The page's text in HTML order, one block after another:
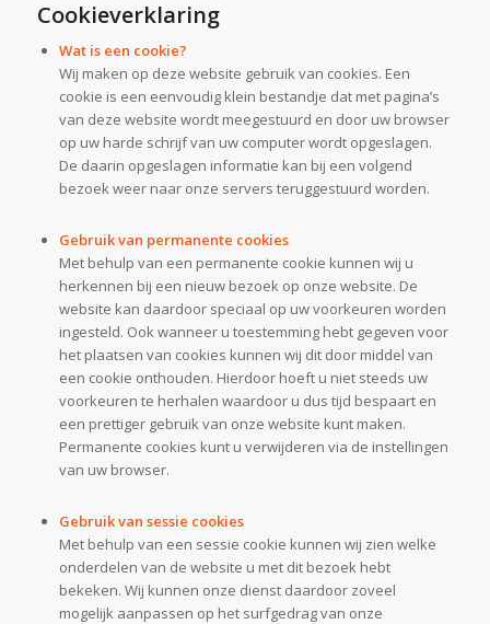
Cookieverklaring
Wat is een cookie?
Wij maken op deze website gebruik van cookies. Een
cookie is een eenvoudig klein bestandje dat met pagina’s
van deze website wordt meegestuurd en door uw browser
op uw harde schrijf van uw computer wordt opgeslagen.
De daarin opgeslagen informatie kan bij een volgend
bezoek weer naar onze servers teruggestuurd worden.
Gebruik van permanente cookies
Met behulp van een permanente cookie kunnen wij u
herkennen bij een nieuw bezoek op onze website. De
website kan daardoor speciaal op uw voorkeuren worden
ingesteld. Ook wanneer u toestemming hebt gegeven voor
het plaatsen van cookies kunnen wij dit door middel van
een cookie onthouden. Hierdoor hoeft u niet steeds uw
voorkeuren te herhalen waardoor u dus tijd bespaart en
een prettiger gebruik van onze website kunt maken.
Permanente cookies kunt u verwijderen via de instellingen
van uw browser.
Gebruik van sessie cookies
Met behulp van een sessie cookie kunnen wij zien welke
onderdelen van de website u met dit bezoek hebt
bekeken. Wij kunnen onze dienst daardoor zoveel
mogelijk aanpassen op het surfgedrag van onze